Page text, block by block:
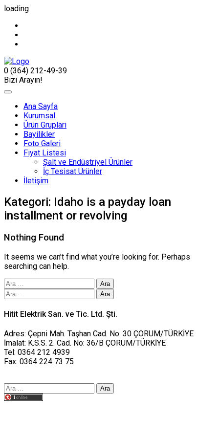
loading
0 (364) 212-49-39
Bizi Arayın!
Ana Sayfa
Kurumsal
Ürün Grupları
Bayilikler
Foto Galeri
Fiyat Listesi
Şalt ve Endüstriyel Ürünler
İç Tesisat Ürünler
İletişim
Kategori: Idaho is a payday loan
installment or revolving
Nothing Found
It seems we can’t find what you’re looking for. Perhaps
searching can help.
Arama:
Arama:
Hitit Elektrik San. ve Tic. Ltd. Şti.
Adres: Çepni Mah. Taşhan Cad. No: 30 ÇORUM/TÜRKİYE
İmalat: K.S.S. 2. Cad. No: 36/B ÇORUM/TÜRKİYE
Tel: 0364 212 4939
Fax: 0364 224 73 75
Arama: